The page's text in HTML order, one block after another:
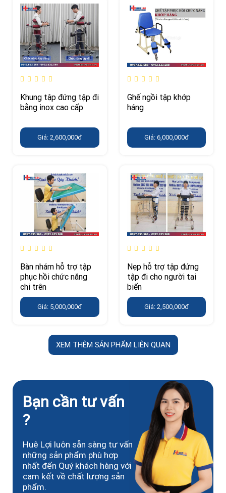
Khung tập đứng tập đi
bằng inox cao cấp
Giá: 2,600,000đ
Ghế ngồi tập khớp
háng
Giá: 6,000,000đ
Bàn nhám hỗ trợ tập
phục hồi chức năng
chi trên
Giá: 5,000,000đ
Nẹp hỗ trợ tập đứng
tập đi cho người tai
biến
Giá: 2,500,000đ
XEM THÊM SẢN PHẨM LIÊN QUAN
Bạn cần tư vấn
?
Huê Lợi luôn sẵn sàng tư vấn
những sản phẩm phù hợp
nhất đến Quý khách hàng với
cam kết về chất lượng sản
phẩm.